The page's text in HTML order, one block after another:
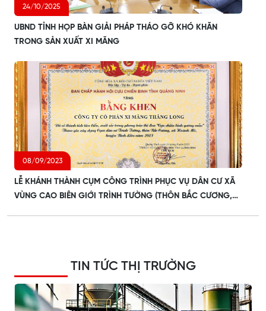
24/10/2025
UBND TỈNH HỌP BÀN GIẢI PHÁP THÁO GỠ KHÓ KHĂN
TRONG SẢN XUẤT XI MĂNG
08/09/2023
LỄ KHÁNH THÀNH CỤM CÔNG TRÌNH PHỤC VỤ DÂN CƯ XÃ
VÙNG CAO BIÊN GIỚI TRÌNH TƯỜNG (THÔN BẮC CƯƠNG,
TIN TỨC THỊ TRƯỜNG